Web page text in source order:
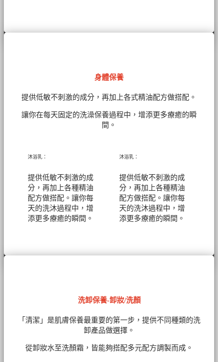
身體保養
提供低敏不刺激的成分，再加上各式精油配方做搭配。
讓你在每天固定的洗澡保養過程中，增添更多療癒的瞬
間。
沐浴乳：
提供低敏不刺激的成
分，再加上各種精油
配方做搭配。讓你每
天的洗沐過程中，增
添更多療癒的瞬間。
沐浴乳：
提供低敏不刺激的成
分，再加上各種精油
配方做搭配。讓你每
天的洗沐過程中，增
添更多療癒的瞬間。
洗卸保養-卸妝/洗顏
「清潔」是肌膚保養最重要的第一步，提供不同種類的洗
卸產品做選擇。
從卸妝水至洗顏霜，皆能夠搭配多元配方調製而成。